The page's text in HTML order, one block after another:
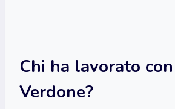
Chi ha lavorato
Verdone?